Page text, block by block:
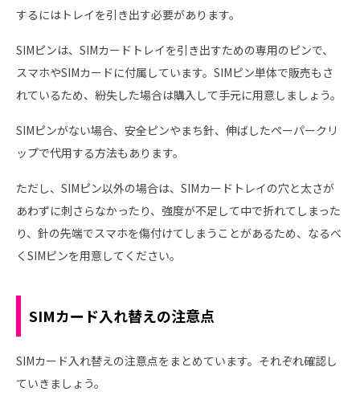
するにはトレイを引き出す必要があります。
SIMピンは、SIMカードトレイを引き出すための専用のピンで、
スマホやSIMカードに付属しています。SIMピン単体で販売もさ
れているため、紛失した場合は購入して手元に用意しましょう。
SIMピンがない場合、安全ピンやまち針、伸ばしたペーパークリ
ップで代用する方法もあります。
ただし、SIMピン以外の場合は、SIMカードトレイの穴と太さが
あわずに刺さらなかったり、強度が不足して中で折れてしまった
り、針の先端でスマホを傷付けてしまうことがあるため、なるべ
くSIMピンを用意してください。
SIMカード入れ替えの注意点
SIMカード入れ替えの注意点をまとめています。それぞれ確認し
ていきましょう。